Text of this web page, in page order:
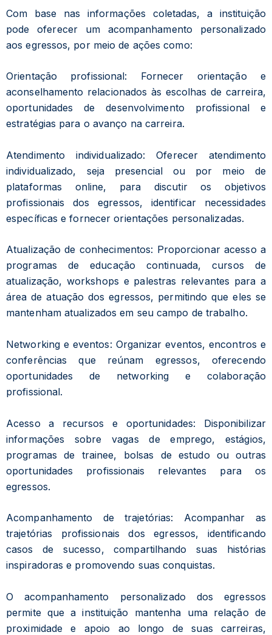
Com base nas informações coletadas, a instituição
pode oferecer um acompanhamento personalizado
aos egressos, por meio de ações como:
Orientação profissional: Fornecer orientação e
aconselhamento relacionados às escolhas de carreira,
oportunidades de desenvolvimento profissional e
estratégias para o avanço na carreira.
Atendimento individualizado: Oferecer atendimento
individualizado, seja presencial ou por meio de
plataformas online, para discutir os objetivos
profissionais dos egressos, identificar necessidades
específicas e fornecer orientações personalizadas.
Atualização de conhecimentos: Proporcionar acesso a
programas de educação continuada, cursos de
atualização, workshops e palestras relevantes para a
área de atuação dos egressos, permitindo que eles se
mantenham atualizados em seu campo de trabalho.
Networking e eventos: Organizar eventos, encontros e
conferências que reúnam egressos, oferecendo
oportunidades de networking e colaboração
profissional.
Acesso a recursos e oportunidades: Disponibilizar
informações sobre vagas de emprego, estágios,
programas de trainee, bolsas de estudo ou outras
oportunidades profissionais relevantes para os
egressos.
Acompanhamento de trajetórias: Acompanhar as
trajetórias profissionais dos egressos, identificando
casos de sucesso, compartilhando suas histórias
inspiradoras e promovendo suas conquistas.
O acompanhamento personalizado dos egressos
permite que a instituição mantenha uma relação de
proximidade e apoio ao longo de suas carreiras,